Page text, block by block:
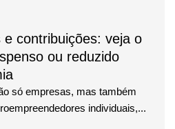
contribuições: veja o
ou reduzido
só empresas, mas também
individuais,...